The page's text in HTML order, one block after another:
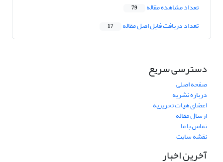
تعداد مشاهده مقاله 79
تعداد دریافت فایل اصل مقاله 17
دسترسی سریع
صفحه اصلی
درباره نشریه
اعضای هیات تحریریه
ارسال مقاله
تماس با ما
نقشه سایت
آخرین اخبار